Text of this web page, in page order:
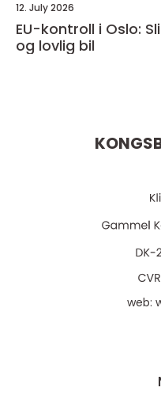
12. July 2026
EU-kontroll i Oslo:
og lovlig bil
web: